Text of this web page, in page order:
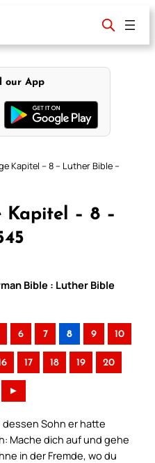
our App
Kapitel – 8 – Luther Bible –
Kapitel – 8 –
Bible : Luther Bible
6 7 8 9 10
17 18 19 20
►
dessen Sohn er hatte
Mache dich auf und gehe
in der Fremde, wo du